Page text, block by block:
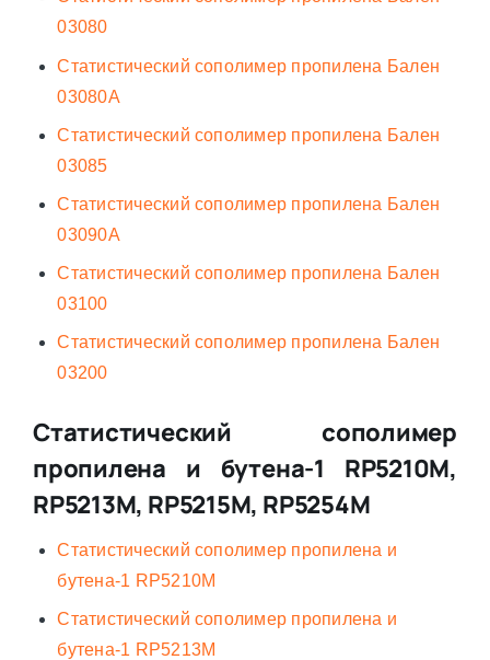
03080
Статистический сополимер пропилена Бален
03080А
Статистический сополимер пропилена Бален
03085
Статистический сополимер пропилена Бален
03090А
Статистический сополимер пропилена Бален
03100
Статистический сополимер пропилена Бален
03200
Статистический сополимер
пропилена и бутена-1 RP5210M,
RP5213M, RP5215M, RP5254M
Статистический сополимер пропилена и
бутена-1 RP5210M
Статистический сополимер пропилена и
бутена-1 RP5213M